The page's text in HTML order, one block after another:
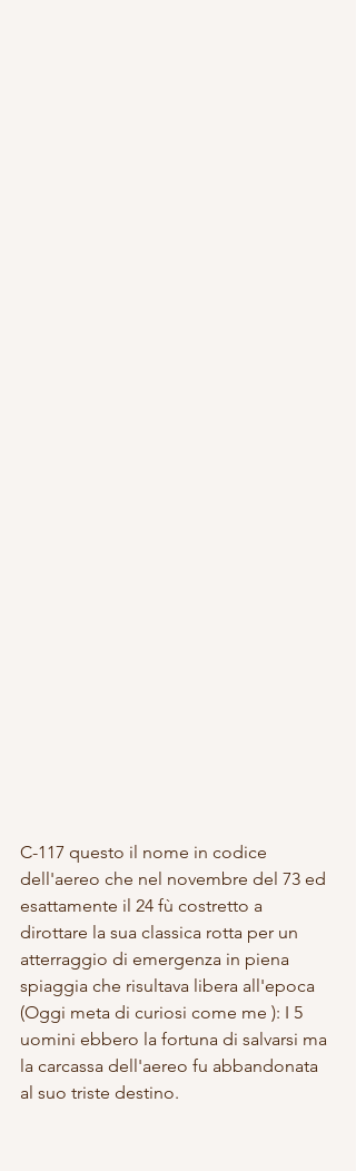
C-117 questo il nome in codice
dell'aereo che nel novembre del 73 ed
esattamente il 24 fù costretto a
dirottare la sua classica rotta per un
atterraggio di emergenza in piena
spiaggia che risultava libera all'epoca
(Oggi meta di curiosi come me ): I 5
uomini ebbero la fortuna di salvarsi ma
la carcassa dell'aereo fu abbandonata
al suo triste destino.